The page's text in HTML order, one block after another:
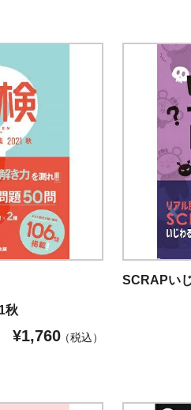
秋
¥1,760 税込
SCRAPい